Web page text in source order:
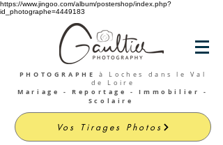
https://www.jingoo.com/album/postershop/index.php?
id_photographe=4449183
PHOTOGRAPHE
à Loches dans le Val
de Loire
Mariage - Reportage - Immobilier -
Scolaire
Vos Tirages Photos